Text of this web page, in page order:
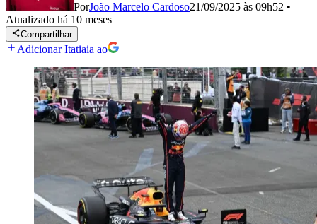
PorJoão Marcelo Cardoso21/09/2025 às 09h52 •
Atualizado há 10 meses
Compartilhar
Adicionar Itatiaia ao